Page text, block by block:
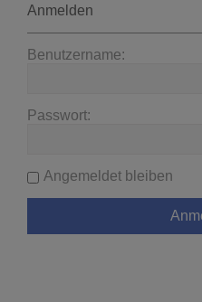
Anmelden
Benutzername:
Passwort:
Angemeldet bleiben